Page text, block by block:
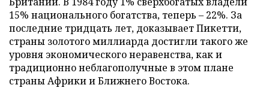
15% национального богатства, теперь – 22%. За
последние тридцать лет, доказывает Пикетти,
страны золотого миллиарда достигли такого же
уровня экономического неравенства, как и
традиционно неблагополучные в этом плане
страны Африки и Ближнего Востока.